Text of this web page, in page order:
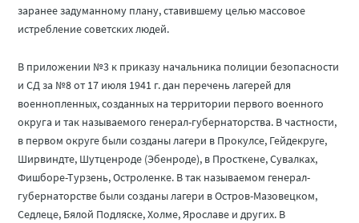
заранее задуманному плану, ставившему целью массовое
истребление советских людей.
В приложении №3 к приказу начальника полиции безопасности
и СД за №8 от 17 июля 1941 г. дан перечень лагерей для
военнопленных, созданных на территории первого военного
округа и так называемого генерал-губернаторства. В частности,
в первом округе были созданы лагери в Прокулсе, Гейдекруге,
Ширвиндте, Шутценроде (Эбенроде), в Просткене, Сувалках,
Фишборе-Турзень, Остроленке. В так называемом генерал-
губернаторстве были созданы лагери в Остров-Мазовецком,
Седлеце, Бялой Подляске, Холме, Ярославе и других. В